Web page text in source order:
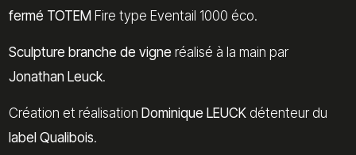
fermé TOTEM Fire type Eventail 1000 éco.
Sculpture branche de vigne réalisé à la main par
Jonathan Leuck.
Création et réalisationDominique LEUCK détenteur du
label Qualibois.